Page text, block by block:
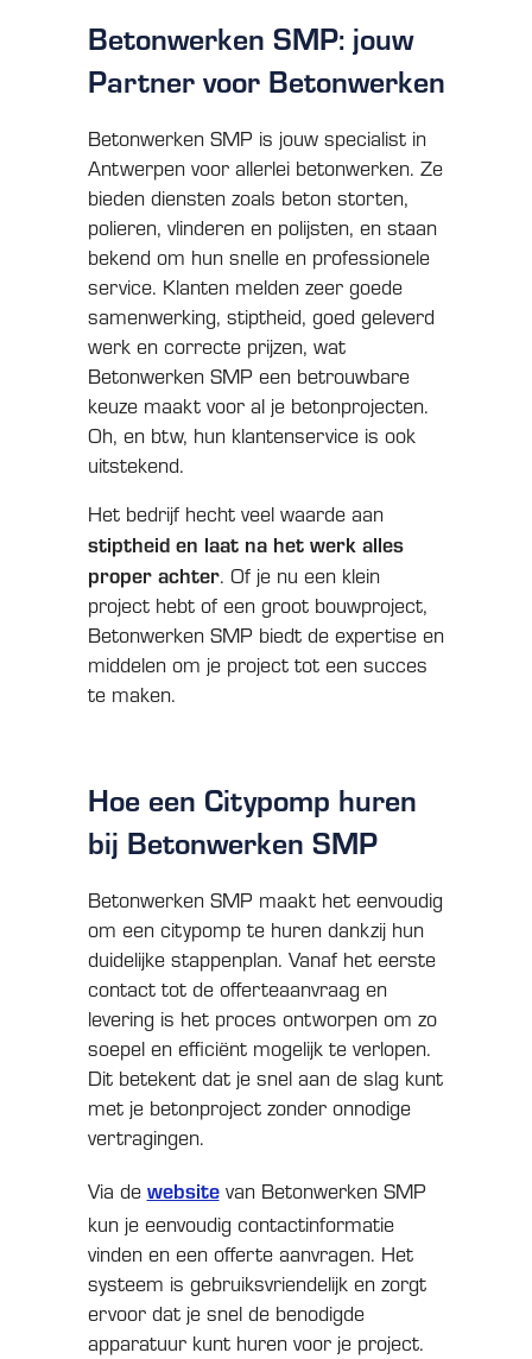
Betonwerken SMP: jouw
Partner voor Betonwerken
Betonwerken SMP is jouw specialist in
Antwerpen voor allerlei betonwerken. Ze
bieden diensten zoals beton storten,
polieren, vlinderen en polijsten, en staan
bekend om hun snelle en professionele
service. Klanten melden zeer goede
samenwerking, stiptheid, goed geleverd
werk en correcte prijzen, wat
Betonwerken SMP een betrouwbare
keuze maakt voor al je betonprojecten.
Oh, en btw, hun klantenservice is ook
uitstekend.
Het bedrijf hecht veel waarde aan
stiptheid en laat na het werk alles
proper achter. Of je nu een klein
project hebt of een groot bouwproject,
Betonwerken SMP biedt de expertise en
middelen om je project tot een succes
te maken.
Hoe een Citypomp huren
bij Betonwerken SMP
Betonwerken SMP maakt het eenvoudig
om een citypomp te huren dankzij hun
duidelijke stappenplan. Vanaf het eerste
contact tot de offerteaanvraag en
levering is het proces ontworpen om zo
soepel en efficiënt mogelijk te verlopen.
Dit betekent dat je snel aan de slag kunt
met je betonproject zonder onnodige
vertragingen.
Via de websitevan Betonwerken SMP
kun je eenvoudig contactinformatie
vinden en een offerte aanvragen. Het
systeem is gebruiksvriendelijk en zorgt
ervoor dat je snel de benodigde
apparatuur kunt huren voor je project.